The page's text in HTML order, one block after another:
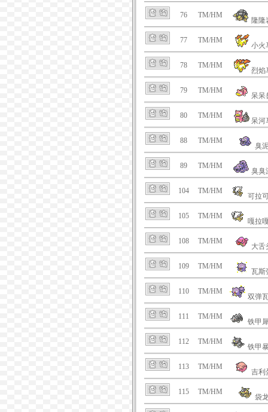
76 TM/HM
隆隆
77 TM/HM
小火
78 TM/HM
烈焰
79 TM/HM
呆呆
80 TM/HM
呆河
88 TM/HM
臭
89 TM/HM
臭臭
104 TM/HM
可拉
105 TM/HM
嘎拉
108 TM/HM
大舌
109 TM/HM
瓦斯
110 TM/HM
双弹
111 TM/HM
铁甲
112 TM/HM
铁甲
113 TM/HM
吉利
115 TM/HM
袋